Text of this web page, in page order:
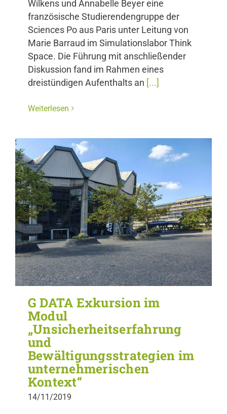
Wilkens und Annabelle Beyer eine
französische Studierendengruppe der
Sciences Po aus Paris unter Leitung von
Marie Barraud im Simulationslabor Think
Space. Die Führung mit anschließender
Diskussion fand im Rahmen eines
dreistündigen Aufenthalts an [...]
Weiterlesen
G DATA Exkursion im
Modul
„Unsicherheitserfahrung
und
Bewältigungsstrategien im
unternehmerischen
Kontext“
14/11/2019